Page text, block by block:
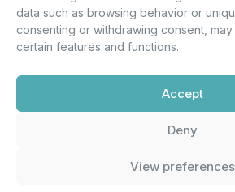
data such as browsing behavior or
consenting or withdrawing consent,
certain features and functions.
Accept
Deny
View preferences